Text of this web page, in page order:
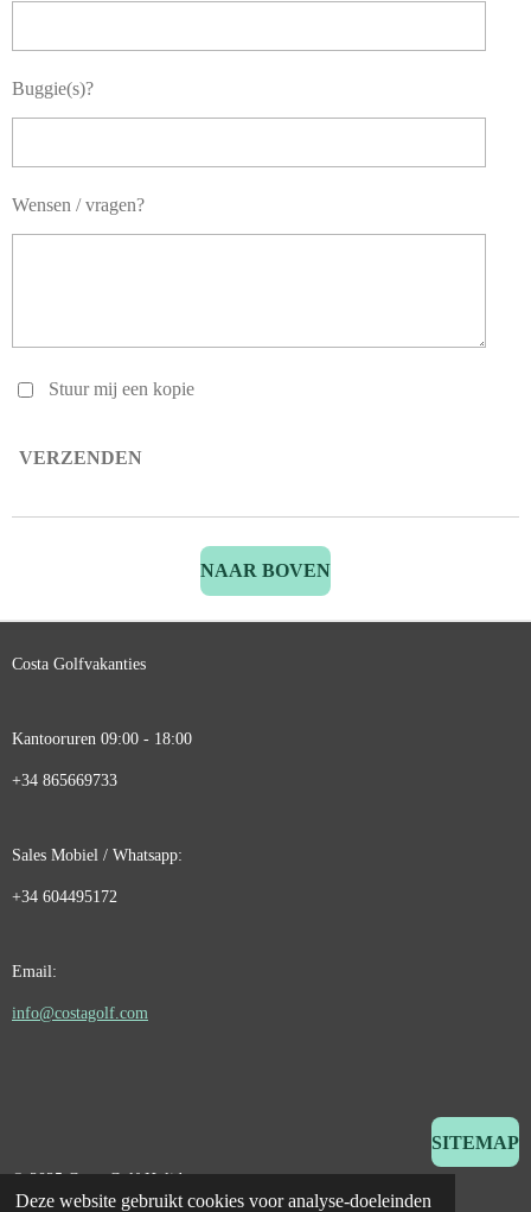
Deze website gebruikt cookies voor analyse-doeleinden
Buggie(s)?
Wensen / vragen?
Stuur mij een kopie
VERZENDEN
NAAR BOVEN
Costa Golfvakanties
Kantooruren 09:00 - 18:00
+34 865669733
Sales Mobiel / Whatsapp:
+34 604495172
Email:
info@costagolf.com
SITEMAP
© 2025 Costa Golf Holidays